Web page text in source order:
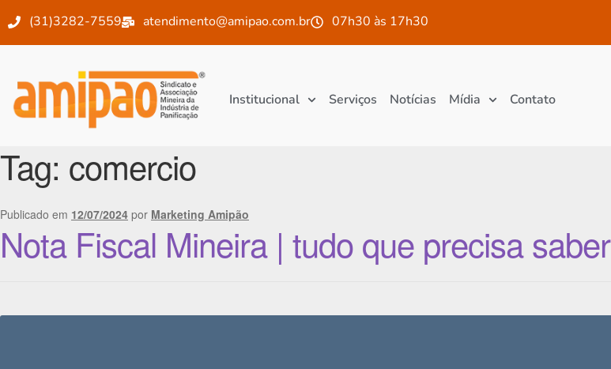
(31)3282-7559 atendimento@amipao.com.br 07h30 às 17h30
Institucional Serviços Notícias Mídia Contato
Tag: comercio
Publicado em 12/07/2024 por Marketing Amipão
Nota Fiscal Mineira | tudo que precisa saber